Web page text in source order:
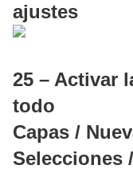
ajustes
25 – Activar
todo
Capas /
Selecciones